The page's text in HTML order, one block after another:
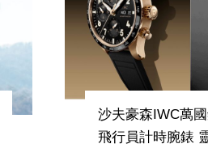
沙夫豪森IWC萬
飛行員計時腕錶